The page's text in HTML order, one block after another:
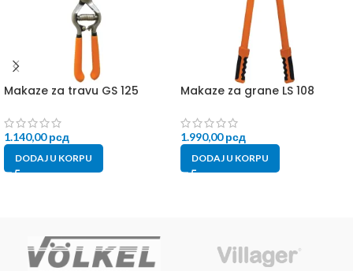
Makaze za travu GS 125
1.140,00рсд
DODAJ U KORPU
Makaze za grane LS 108
1.990,00рсд
DODAJ U KORPU